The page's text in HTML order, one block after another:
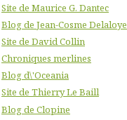
Site de Maurice G. Dantec
Blog de Jean-Cosme Delaloye
Site de David Collin
Chroniques merlines
Blog d\'Oceania
Site de Thierry Le Baill
Blog de Clopine